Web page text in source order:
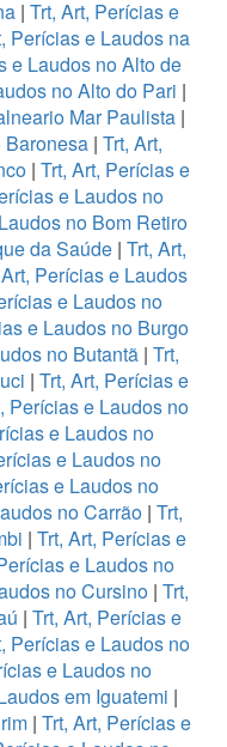
| Trt, Art, Perícias e
Perícias e Laudos na
e Laudos no Alto de
no Alto do Pari |
Mar Paulista |
Baronesa| Trt, Art,
| Trt, Art, Perícias e
e Laudos no
no Bom Retiro
da Saúde | Trt, Art,
Perícias e Laudos
e Laudos no
e Laudos no Burgo
no Butantã| Trt,
| Trt, Art, Perícias e
Perícias e Laudos no
e Laudos no
e Laudos no
e Laudos no
no Carrão | Trt,
| Trt, Art, Perícias e
e Laudos no
no Cursino | Trt,
| Trt, Art, Perícias e
Perícias e Laudos no
e Laudos no
em Iguatemi |
| Trt, Art, Perícias e